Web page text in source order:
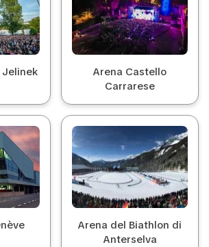
Jelinek
Arena Castello
Carrarese
Arena del Biathlon di
Anterselva